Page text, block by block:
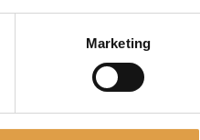
Marketing